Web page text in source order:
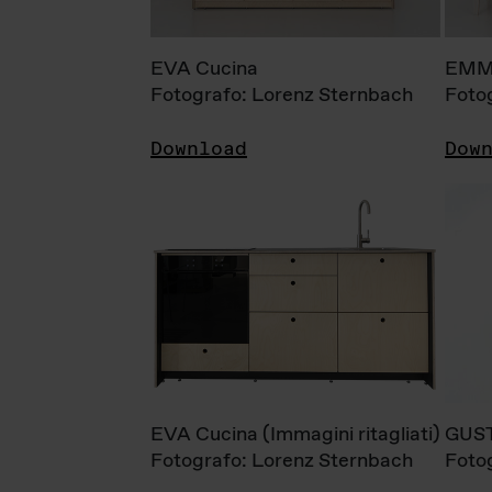
EVA Cucina
Fotografo: Lorenz Sternbach
Download
EVA Cucina (Immagini ritagliati)
Fotografo: Lorenz Sternbach